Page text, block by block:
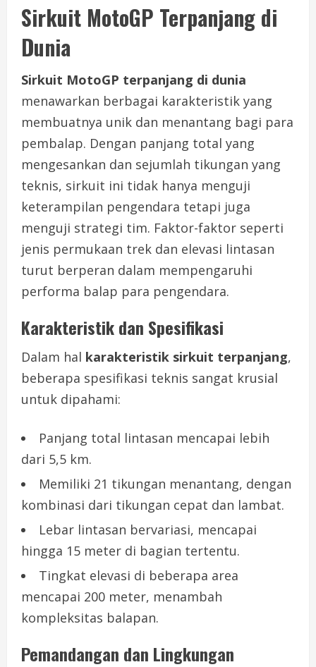
Sirkuit MotoGP Terpanjang di
Dunia
Sirkuit MotoGP terpanjang di dunia
menawarkan berbagai karakteristik yang
membuatnya unik dan menantang bagi para
pembalap. Dengan panjang total yang
mengesankan dan sejumlah tikungan yang
teknis, sirkuit ini tidak hanya menguji
keterampilan pengendara tetapi juga
menguji strategi tim. Faktor-faktor seperti
jenis permukaan trek dan elevasi lintasan
turut berperan dalam mempengaruhi
performa balap para pengendara.
Karakteristik dan Spesifikasi
Dalam hal karakteristik sirkuit terpanjang,
beberapa spesifikasi teknis sangat krusial
untuk dipahami:
Panjang total lintasan mencapai lebih
dari 5,5 km.
Memiliki 21 tikungan menantang, dengan
kombinasi dari tikungan cepat dan lambat.
Lebar lintasan bervariasi, mencapai
hingga 15 meter di bagian tertentu.
Tingkat elevasi di beberapa area
mencapai 200 meter, menambah
kompleksitas balapan.
Pemandangan dan Lingkungan